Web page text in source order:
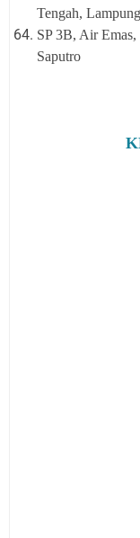
Tengah,
SP 3B, Air
Saputro